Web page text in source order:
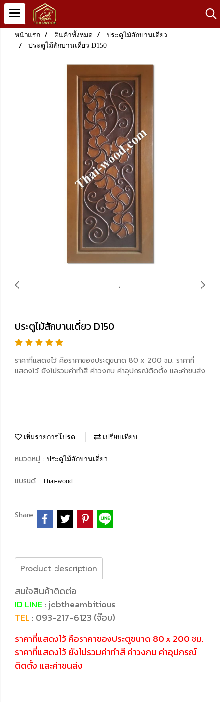
หน้าแรก สินค้าทั้งหมด
ประตูไม้สักบานเดี่ยว
ประตูไม้สักบานเดี่ยว D150
ประตูไม้สักบานเดี่ยว D150
ราคาที่แสดงไว้ คือราคาของประตูขนาด 80 x 200 ซม. ราคาที่
แสดงไว้ ยังไม่รวมค่าทำสี ค่าวงกบ ค่าอุปกรณ์ติดตั้ง และค่าขนส่ง
เพิ่มรายการโปรด เปรียบเทียบ
หมวดหมู่ : ประตูไม้สักบานเดี่ยว
แบรนด์ : Thai-wood
Share
Product description
สนใจสินค้าติดต่อ
ID LINE : jobtheambitious
TEL : 093-217-6123 (จ๊อบ)
ราคาที่แสดงไว้ คือราคาของประตูขนาด 80 x 200 ซม.
ราคาที่แสดงไว้ ยังไม่รวมค่าทำสี ค่าวงกบ ค่าอุปกรณ์
ติดตั้ง และค่าขนส่ง